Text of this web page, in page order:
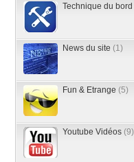
Technique du bord
News du site (1)
Fun & Etrange (5)
Youtube Vidéos (9)